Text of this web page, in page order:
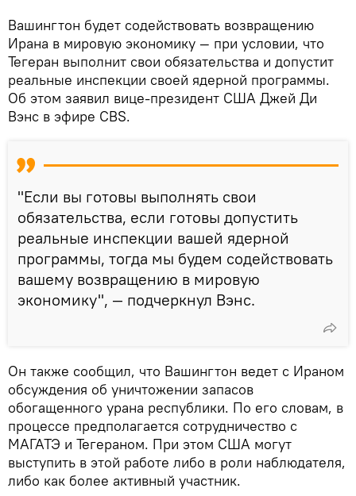
Вашингтон будет содействовать возвращению
Ирана в мировую экономику — при условии, что
Тегеран выполнит свои обязательства и допустит
реальные инспекции своей ядерной программы.
Об этом заявил вице‑президент США Джей Ди
Вэнс в эфире CBS.
"Если вы готовы выполнять свои
обязательства, если готовы допустить
реальные инспекции вашей ядерной
программы, тогда мы будем содействовать
вашему возвращению в мировую
экономику", — подчеркнул Вэнс.
Он также сообщил, что Вашингтон ведет с Ираном
обсуждения об уничтожении запасов
обогащенного урана республики. По его словам, в
процессе предполагается сотрудничество с
МАГАТЭ и Тегераном. При этом США могут
выступить в этой работе либо в роли наблюдателя,
либо как более активный участник.